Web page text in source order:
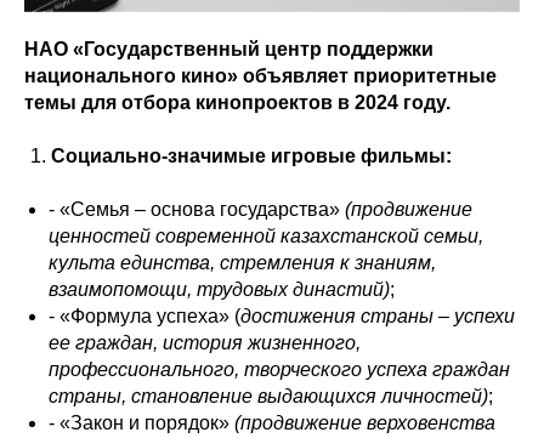
НАО «Государственный центр поддержки
национального кино» объявляет приоритетные
темы для отбора кинопроектов в 2024 году.
Социально-значимые игровые фильмы:
- «Семья – основа государства» (продвижение
ценностей современной казахстанской семьи,
культа единства, стремления к знаниям,
взаимопомощи, трудовых династий);
- «Формула успеха» (достижения страны – успехи
ее граждан, история жизненного,
профессионального, творческого успеха граждан
страны, становление выдающихся личностей);
- «Закон и порядок» (продвижение верховенства